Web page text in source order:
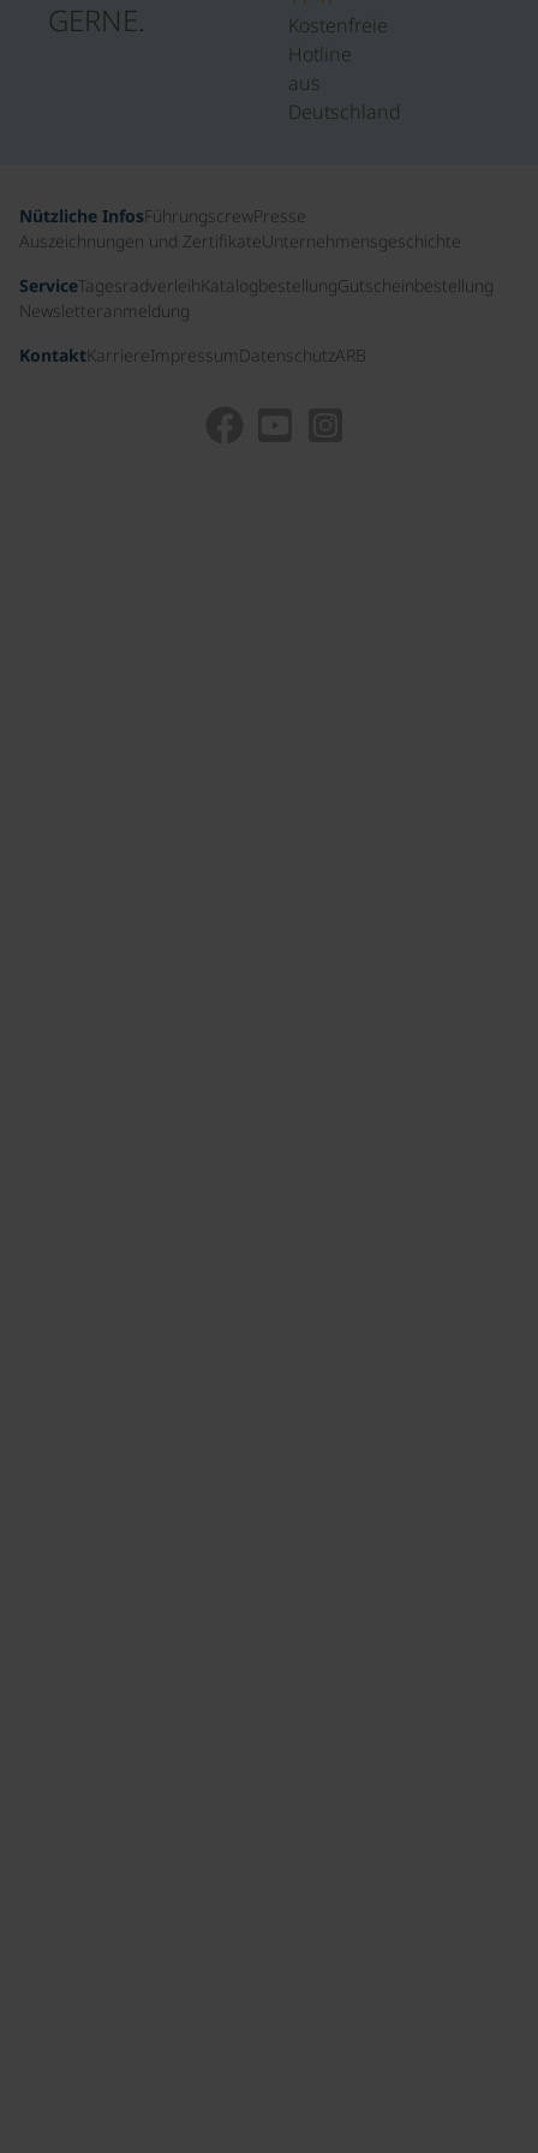
GERNE.
Kostenfreie
Hotline
aus
Deutschland
Nützliche InfosFührungscrewPresse
Auszeichnungen und ZertifikateUnternehmensgeschichte
ServiceTagesradverleihKatalogbestellungGutscheinbestellung
Newsletteranmeldung
KontaktKarriereImpressum DatenschutzARB